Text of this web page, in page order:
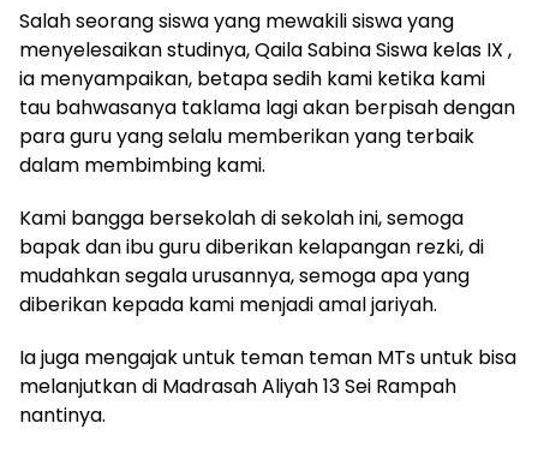
Salah seorang siswa yang mewakili siswa yang
menyelesaikan studinya, Qaila Sabina Siswa kelas IX ,
ia menyampaikan, betapa sedih kami ketika kami
tau bahwasanya taklama lagi akan berpisah dengan
para guru yang selalu memberikan yang terbaik
dalam membimbing kami.
Kami bangga bersekolah di sekolah ini, semoga
bapak dan ibu guru diberikan kelapangan rezki, di
mudahkan segala urusannya, semoga apa yang
diberikan kepada kami menjadi amal jariyah.
Ia juga mengajak untuk teman teman MTs untuk bisa
melanjutkan di Madrasah Aliyah 13 Sei Rampah
nantinya.